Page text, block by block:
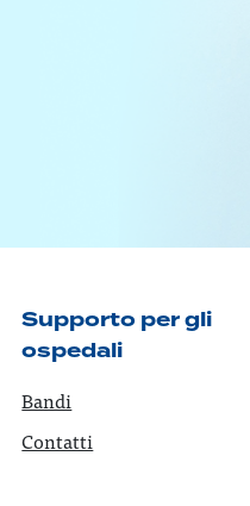
Supporto per gli
ospedali
Bandi
Contatti